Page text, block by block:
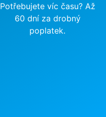
Potřebujete víc času? Až
60 dní za drobný
poplatek.